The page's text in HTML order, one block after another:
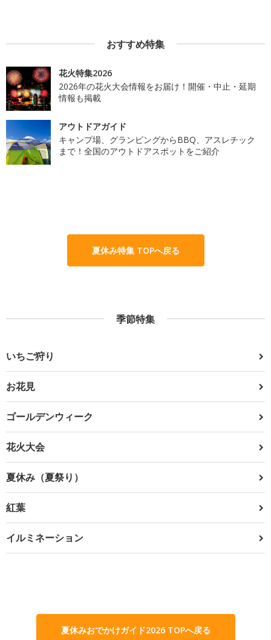
おすすめ特集
花火特集2026
2026年の花火大会情報をお届け！開催・中止・延期
情報も掲載
アウトドアガイド
キャンプ場、グランピングからBBQ、アスレチック
まで！全国のアウトドアスポットをご紹介
夏休み特集 TOPへ戻る
季節特集
いちご狩り
お花見
ゴールデンウィーク
花火大会
夏休み（夏祭り）
紅葉
イルミネーション
夏休みおでかけガイド2026 TOPへ戻る